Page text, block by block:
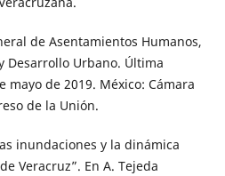
de Asentamientos Humanos,
Urbano. Última
de 2019. México: Cámara
de la Unión.
inundaciones y la dinámica
Veracruz”. En A. Tejeda